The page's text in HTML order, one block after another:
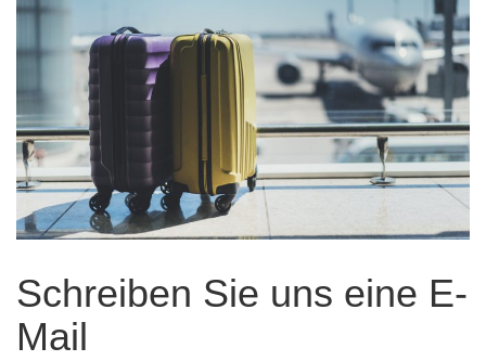
Schreiben Sie uns eine E-
Mail